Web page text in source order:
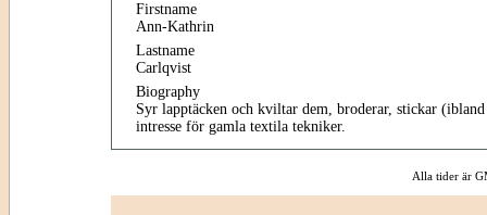
Firstname
Ann-Kathrin
Lastname
Carlqvist
Biography
Syr lapptäcken och kviltar dem, broderar, stickar
intresse för gamla textila tekniker.
Alla tider är